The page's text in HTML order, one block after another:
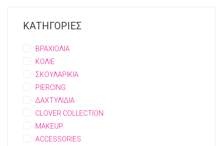
ΚΑΤΗΓΟΡΙΕΣ
ΒΡΑΧΙΟΛΙΑ
ΚΟΛΙΕ
ΣΚΟΥΛΑΡΙΚΙΑ
PIERCING
ΔΑΧΤΥΛΙΔΙΑ
CLOVER COLLECTION
MAKEUP
ACCESSORIES